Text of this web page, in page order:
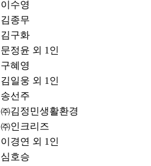
이수영
김종무
김구화
문정윤 외 1인
구혜영
김일웅 외 1인
송선주
㈜김정민생활환경
㈜인크리즈
이경연 외 1인
심호승